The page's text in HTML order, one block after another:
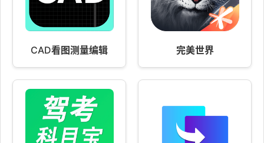
CAD看图测量编辑 完美世界